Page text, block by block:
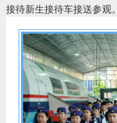
接待新生接待车接送参观。